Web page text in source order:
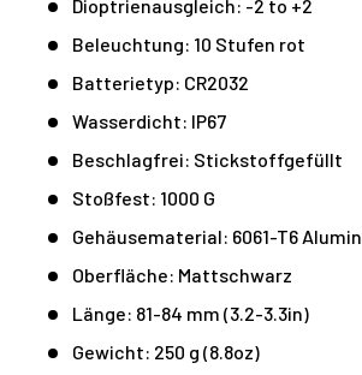
Dioptrienausgleich: -2 to +2
Beleuchtung: 10 Stufen rot
Batterietyp: CR2032
Wasserdicht: IP67
Beschlagfrei: Stickstoffgefüllt
Stoßfest: 1000 G
Gehäusematerial: 6061-T6
Oberfläche: Mattschwarz
Länge: 81-84 mm (3.2-3.3in)
Gewicht: 250 g (8.8oz)